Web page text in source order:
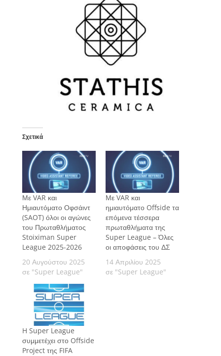
Σχετικά
Με VAR και
Ημιαυτόματο Οφσάιντ
(SAOT) όλοι οι αγώνες
του Πρωταθλήματος
Stoiximan Super
League 2025-2026
20 Αυγούστου 2025
σε "Super League"
Με VAR και
ημιαυτόματο Offside τα
επόμενα τέσσερα
πρωταθλήματα της
Super League – Όλες
οι αποφάσεις του ΔΣ
14 Απριλίου 2025
σε "Super League"
H Super League
συμμετέχει στο Offside
Project της FIFA